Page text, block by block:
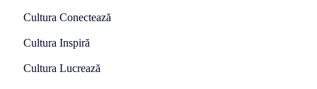
Cultura Conectează
Cultura Inspiră
Cultura Lucrează